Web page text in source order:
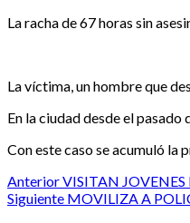
La racha de 67 horas sin
La víctima, un hombre que
En la ciudad desde el
Con este caso se acumuló la
Post
AnteriorVISITAN JOVENES
Siguiente MOVILIZA A